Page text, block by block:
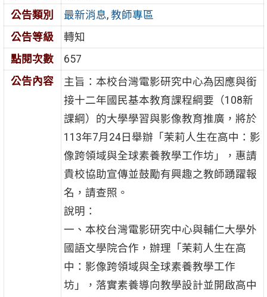
公告類別
最新消息, 教師專區
公告等級
轉知
點閱次數
657
公告內容
主旨：本校台灣電影研究中心為因應與銜
接十二年國民基本教育課程綱要（108新
課綱）的大學學習與影像教育推廣，將於
113年7月24日舉辦「茉莉人生在高中：影
像跨領域與全球素養教學工作坊」，惠請
貴校協助宣傳並鼓勵有興趣之教師踴躍報
名，請查照。
說明：
一、本校台灣電影研究中心與輔仁大學外
國語文學院合作，辦理「茉莉人生在高
中：影像跨領域與全球素養教學工作
坊」，落實素養導向教學設計並開啟高中